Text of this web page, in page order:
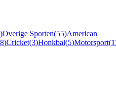
)Overige Sporten(55)American
8)Cricket(3)Honkbal(5)Motorsport(